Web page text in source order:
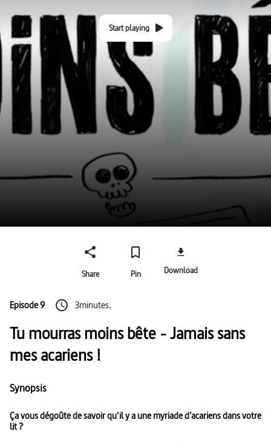
Start playing
Share Pin Download
Episode 9 3minutes.
Tu mourras moins bête - Jamais sans
mes acariens !
Synopsis
Ça vous dégoûte de savoir qu’il y a une myriade d’acariens dans votre
lit ?